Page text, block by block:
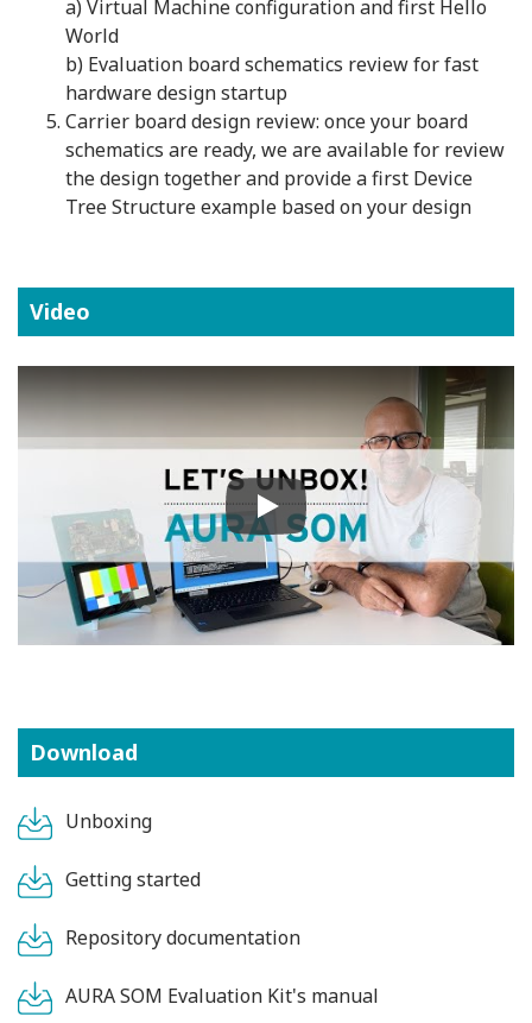
a) Virtual Machine configuration and first Hello
World
b) Evaluation board schematics review for fast
hardware design startup
Carrier board design review: once your board
schematics are ready, we are available for review
the design together and provide a first Device
Tree Structure example based on your design
Video
Play
Download
Unboxing
Getting started
Repository documentation
AURA SOM Evaluation Kit's manual